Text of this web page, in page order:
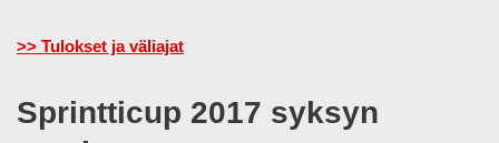
>> Tulokset ja väliajat
Sprintticup 2017 syksyn